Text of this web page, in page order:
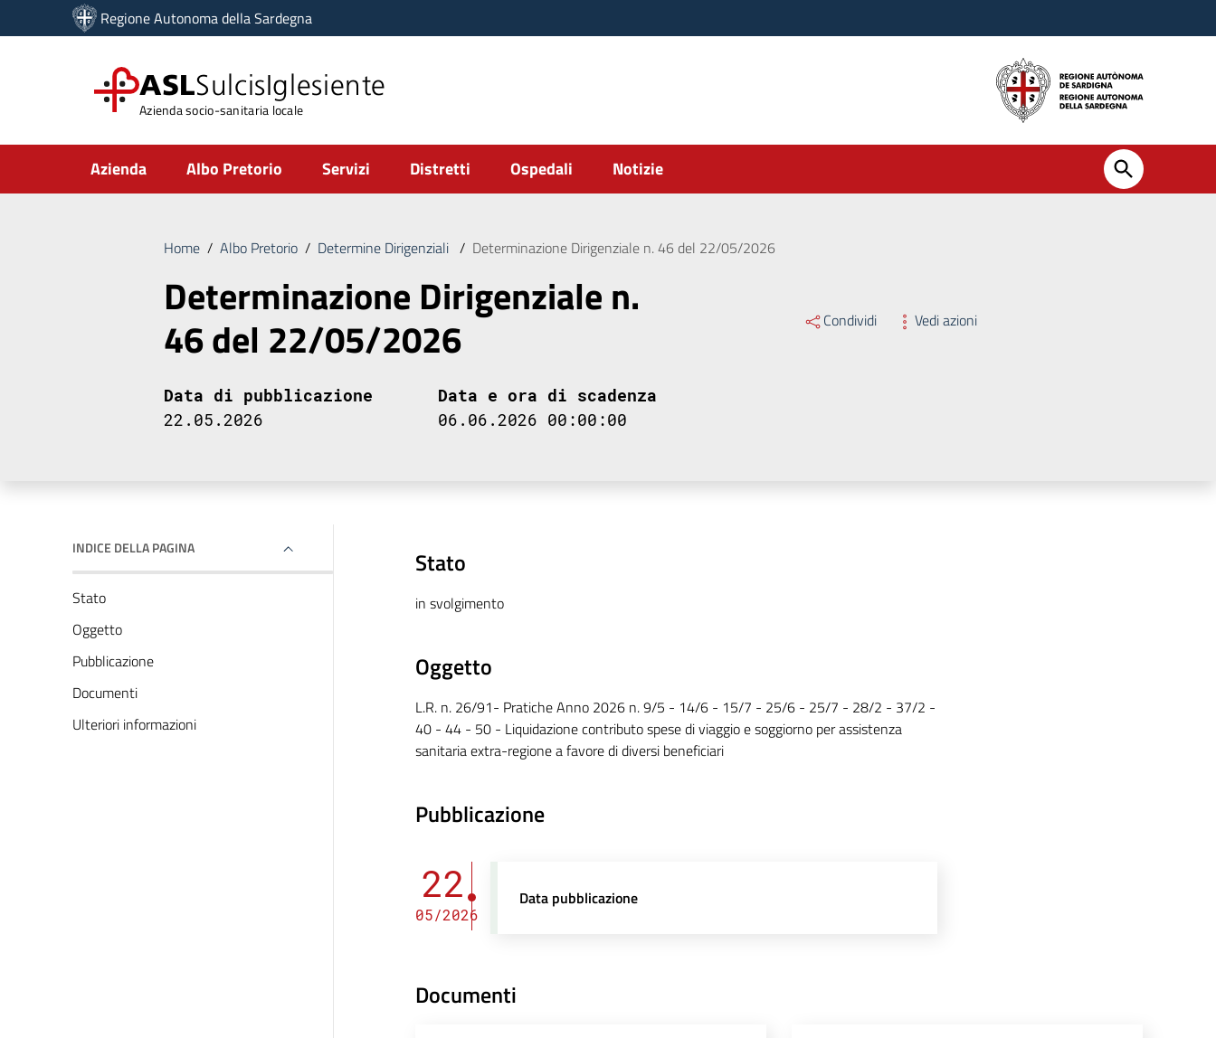
Vai ai contenuti
Vai al menu di navigazione
Regione Autonoma della Sardegna
ASLSulcisIglesiente
Azienda socio-sanitaria locale
Submenu
Azienda Albo Pretorio Servizi Distretti Ospedali Notizie
Home / Albo Pretorio / Determine Dirigenziali / Determinazione Dirigenziale n. 46 del 22/05/2026
Determinazione Dirigenziale n.
46 del 22/05/2026 Condividi Vedi azioni
Data di pubblicazione
22.05.2026
Data e ora di scadenza
06.06.2026 00:00:00
INDICE DELLA PAGINA
Stato
Oggetto
Pubblicazione
Documenti
Ulteriori informazioni
Stato
in svolgimento
Oggetto
L.R. n. 26/91- Pratiche Anno 2026 n. 9/5 - 14/6 - 15/7 - 25/6 - 25/7 - 28/2 - 37/2 -
40 - 44 - 50 - Liquidazione contributo spese di viaggio e soggiorno per assistenza
sanitaria extra-regione a favore di diversi beneficiari
Pubblicazione
22
05/2026
Data pubblicazione
Documenti